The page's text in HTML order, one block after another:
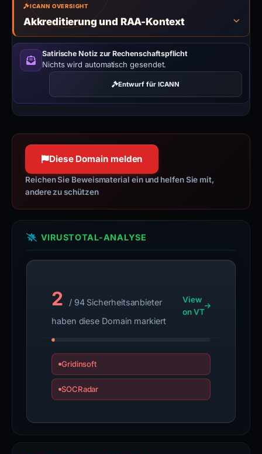
ICANN OVERSIGHT
Akkreditierung und RAA-Kontext
Satirische Notiz zur Rechenschaftspflicht
Nichts wird automatisch gesendet.
Entwurf für ICANN
Diese Domain melden
Reichen Sie Beweismaterial ein und helfen Sie mit,
andere zu schützen
VIRUSTOTAL-ANALYSE
2
/ 94 Sicherheitsanbieter
haben diese Domain markiert
View
on VT
Gridinsoft
SOCRadar